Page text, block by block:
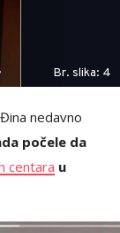
Br. slika: 4
nedavno
počele da
centara u